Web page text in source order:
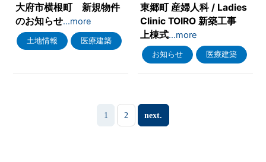
大府市横根町 新規物件
のお知らせ…more
土地情報 医療建築
東郷町 産婦人科 / Ladies
Clinic TOIRO 新築工事
上棟式…more
お知らせ 医療建築
1 2 next.